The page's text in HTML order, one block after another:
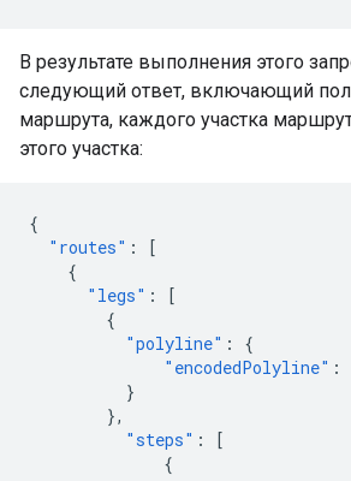
В результате выполнения этого
следующий ответ, включающий
маршрута, каждого участка
этого участка:
{
"routes" :
[
{
"legs" :
[
{
"polyline" :
{
"encodedPolyline" :
}
},
"steps" :
[
{